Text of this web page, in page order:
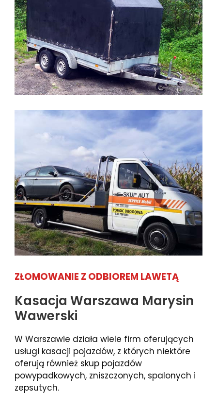
ZŁOMOWANIE Z ODBIOREM LAWETĄ
Kasacja Warszawa Marysin
Wawerski
W Warszawie działa wiele firm oferujących
usługi kasacji pojazdów, z których niektóre
oferują również skup pojazdów
powypadkowych, zniszczonych, spalonych i
zepsutych.